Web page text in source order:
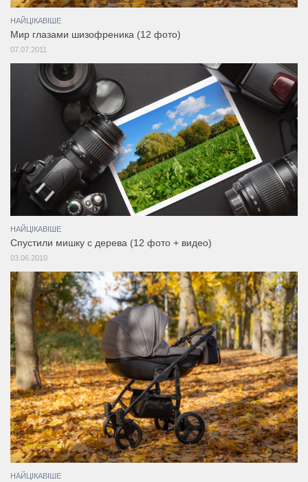
НАЙЦІКАВІШЕ
Мир глазами шизофреника (12 фото)
07.07.2011
НАЙЦІКАВІШЕ
Cпустили мишку с дерева (12 фото + видео)
03.06.2010
НАЙЦІКАВІШЕ